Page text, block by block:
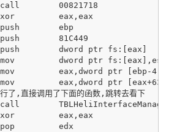
00821718
xor         eax,eax
ebp
81C449
dword ptr fs:[eax]
dword ptr fs:[eax],esp
eax,dword ptr [ebp-4]
eax,dword ptr
了,直接调用了下面的函数,跳转去看下
xor         eax,eax
pop         edx